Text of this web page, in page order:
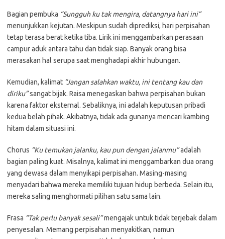
Bagian pembuka “Sungguh ku tak mengira, datangnya hari ini”
menunjukkan kejutan. Meskipun sudah diprediksi, hari perpisahan
tetap terasa berat ketika tiba. Lirik ini menggambarkan perasaan
campur aduk antara tahu dan tidak siap. Banyak orang bisa
merasakan hal serupa saat menghadapi akhir hubungan.
Kemudian, kalimat “Jangan salahkan waktu, ini tentang kau dan
diriku”sangat bijak. Raisa menegaskan bahwa perpisahan bukan
karena faktor eksternal. Sebaliknya, ini adalah keputusan pribadi
kedua belah pihak. Akibatnya, tidak ada gunanya mencari kambing
hitam dalam situasi ini.
Chorus “Ku temukan jalanku, kau pun dengan jalanmu”adalah
bagian paling kuat. Misalnya, kalimat ini menggambarkan dua orang
yang dewasa dalam menyikapi perpisahan. Masing-masing
menyadari bahwa mereka memiliki tujuan hidup berbeda. Selain itu,
mereka saling menghormati pilihan satu sama lain.
Frasa “Tak perlu banyak sesali”mengajak untuk tidak terjebak dalam
penyesalan. Memang perpisahan menyakitkan, namun